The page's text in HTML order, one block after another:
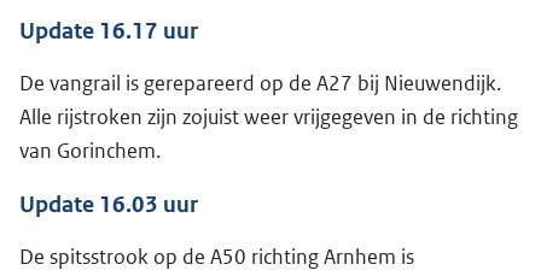
Update 16.17 uur
De vangrail is gerepareerd op de A27 bij Nieuwendijk.
Alle rijstroken zijn zojuist weer vrijgegeven in de richting
van Gorinchem.
Update 16.03 uur
De spitsstrook op de A50 richting Arnhem is